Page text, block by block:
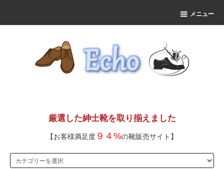
メニュー
厳選した紳士靴を取り揃えました
【お客様満足度 ９４%の靴販売サイト】